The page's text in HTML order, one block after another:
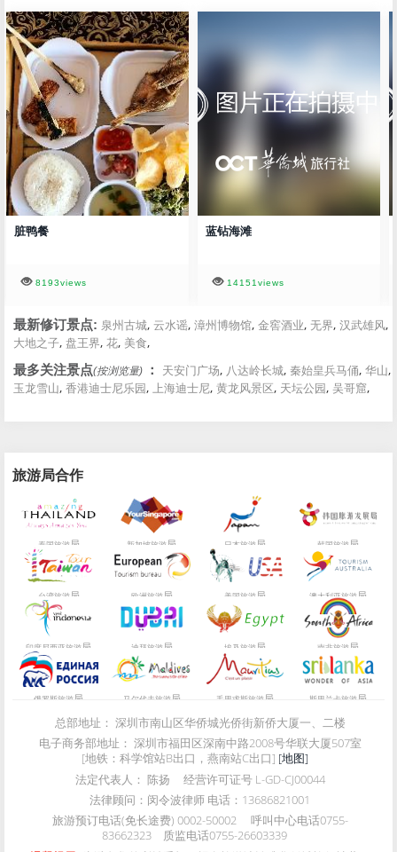
脏鸭餐
8193views
蓝钻海滩
14151views
最新修订景点: 泉州古城, 云水谣, 漳州博物馆, 金窖酒业, 无界, 汉武雄风,
大地之子, 盘王界, 花, 美食,
最多关注景点(按浏览量) ： 天安门广场, 八达岭长城, 秦始皇兵马俑, 华山,
玉龙雪山, 香港迪士尼乐园, 上海迪士尼, 黄龙风景区, 天坛公园, 吴哥窟,
旅游局合作
泰国旅游局 新加坡旅游局 日本旅游局 韩国旅游局
台湾旅游局 欧洲旅游局 美国旅游局 澳大利亚旅游局
印度尼西亚旅游局 迪拜旅游局 埃及旅游局 南非旅游局
俄罗斯旅游局 马尔代夫旅游局 毛里求斯旅游局 斯里兰卡旅游局
总部地址： 深圳市南山区华侨城光侨街新侨大厦一、二楼
电子商务部地址： 深圳市福田区深南中路2008号华联大厦507室
[地铁：科学馆站B出口，燕南站C出口] [地图]
法定代表人： 陈扬 经营许可证号 L-GD-CJ00044
法律顾问： 闵令波律师 电话：13686821001
旅游预订电话(免长途费) 0002-50002 呼叫中心电话0755-
83662323
质监电话0755-26603339